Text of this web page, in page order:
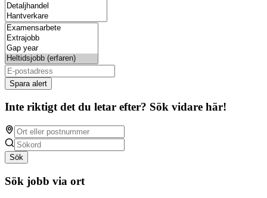
Spara alert
Inte riktigt det du letar efter? Sök vidare här!
Sök
Sök jobb via ort